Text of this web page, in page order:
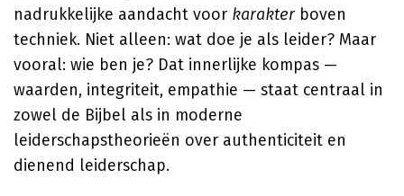
nadrukkelijke aandacht voor karakterboven
techniek. Niet alleen: wat doe je als leider? Maar
vooral: wie ben je? Dat innerlijke kompas —
waarden, integriteit, empathie — staat centraal in
zowel de Bijbel als in moderne
leiderschapstheorieën over authenticiteit en
dienend leiderschap.